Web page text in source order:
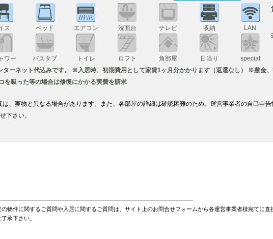
ス ベッド エアコン 洗面台 テレビ 収納 LAN
ワー バスタブ トイレ ロフト 角部屋 日当り special
ーネット代込みです。 ※入居時、初期費用として家賃1ヶ月分かかります（返還なし） ※敷金
吸った等の場合は修復にかかる実費を請求
、実物と異なる場合があります。また、各部屋の詳細は確認困難のため、運営事業者の自己申告
下さい。
物件に関するご質問や入居に関するご質問は、サイト上のお問合せフォームから各運営事業者様宛てに直
承下さい。